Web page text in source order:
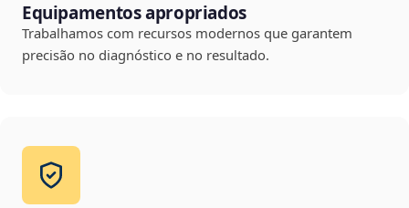
Equipamentos apropriados
Trabalhamos com recursos modernos que garantem
precisão no diagnóstico e no resultado.